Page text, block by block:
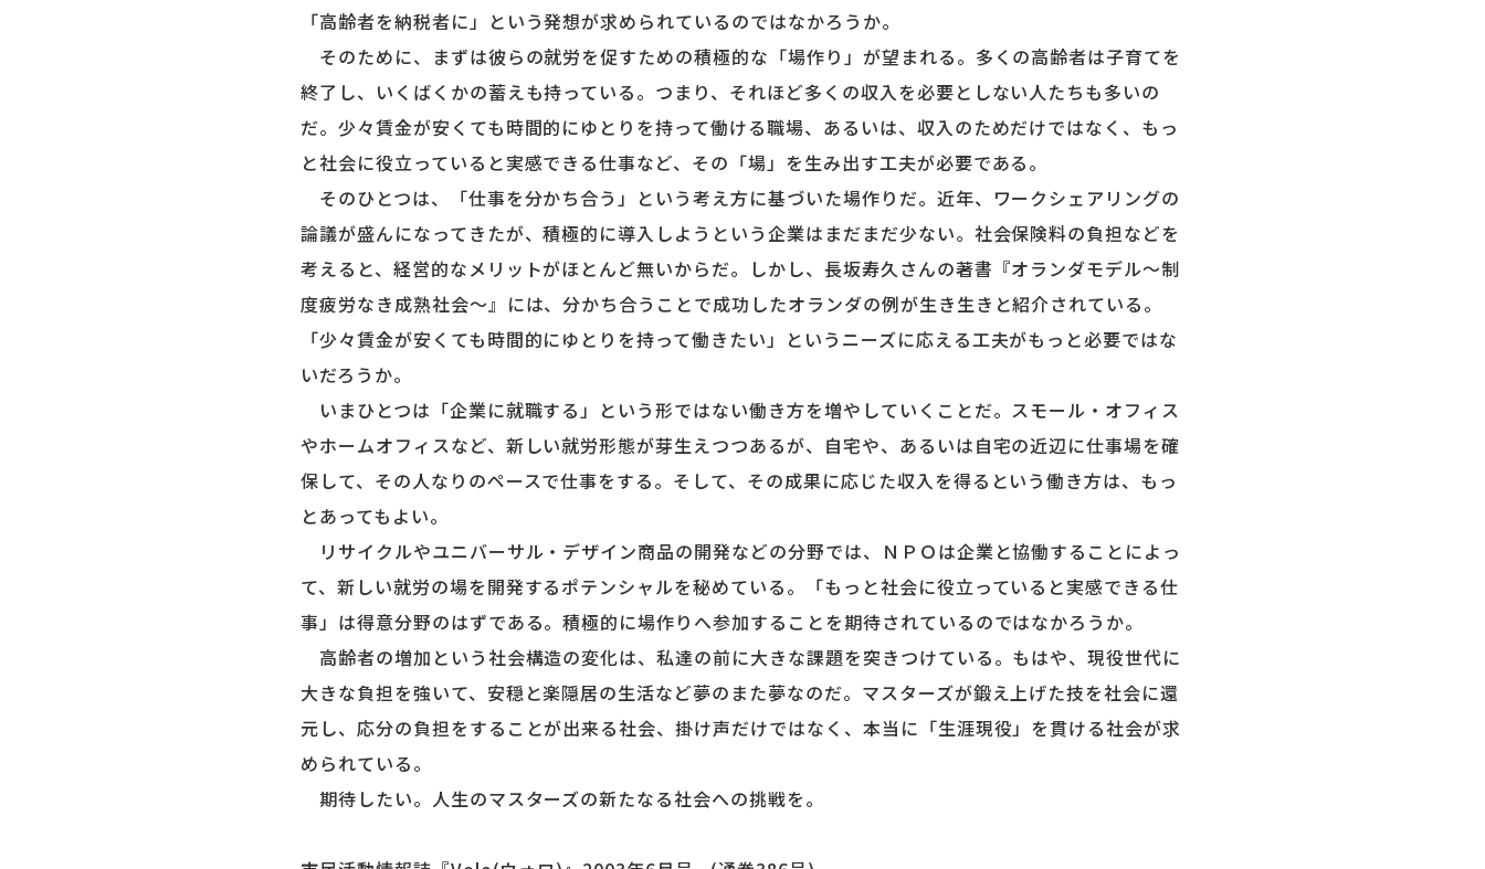
「高齢者を納税者に」という発想が求められているのではなかろうか。
そのために、まずは彼らの就労を促すための積極的な「場作り」が望まれる。多くの高齢者は子育てを
終了し、いくばくかの蓄えも持っている。つまり、それほど多くの収入を必要としない人たちも多いの
だ。少々賃金が安くても時間的にゆとりを持って働ける職場、あるいは、収入のためだけではなく、もっ
と社会に役立っていると実感できる仕事など、その「場」を生み出す工夫が必要である。
そのひとつは、「仕事を分かち合う」という考え方に基づいた場作りだ。近年、ワークシェアリングの
論議が盛んになってきたが、積極的に導入しようという企業はまだまだ少ない。社会保険料の負担などを
考えると、経営的なメリットがほとんど無いからだ。しかし、長坂寿久さんの著書『オランダモデル～制
度疲労なき成熟社会～』には、分かち合うことで成功したオランダの例が生き生きと紹介されている。
「少々賃金が安くても時間的にゆとりを持って働きたい」というニーズに応える工夫がもっと必要ではな
いだろうか。
いまひとつは「企業に就職する」という形ではない働き方を増やしていくことだ。スモール・オフィス
やホームオフィスなど、新しい就労形態が芽生えつつあるが、自宅や、あるいは自宅の近辺に仕事場を確
保して、その人なりのペースで仕事をする。そして、その成果に応じた収入を得るという働き方は、もっ
とあってもよい。
リサイクルやユニバーサル・デザイン商品の開発などの分野では、ＮＰＯは企業と協働することによっ
て、新しい就労の場を開発するポテンシャルを秘めている。「もっと社会に役立っていると実感できる仕
事」は得意分野のはずである。積極的に場作りへ参加することを期待されているのではなかろうか。
高齢者の増加という社会構造の変化は、私達の前に大きな課題を突きつけている。もはや、現役世代に
大きな負担を強いて、安穏と楽隠居の生活など夢のまた夢なのだ。マスターズが鍛え上げた技を社会に還
元し、応分の負担をすることが出来る社会、掛け声だけではなく、本当に「生涯現役」を貫ける社会が求
められている。
期待したい。人生のマスターズの新たなる社会への挑戦を。